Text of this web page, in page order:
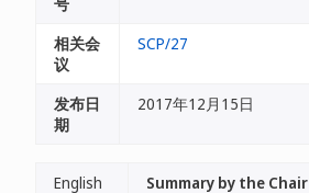
相关会
议
SCP/27
发布日
期
2017年12月15日
English
Summary by the Chair